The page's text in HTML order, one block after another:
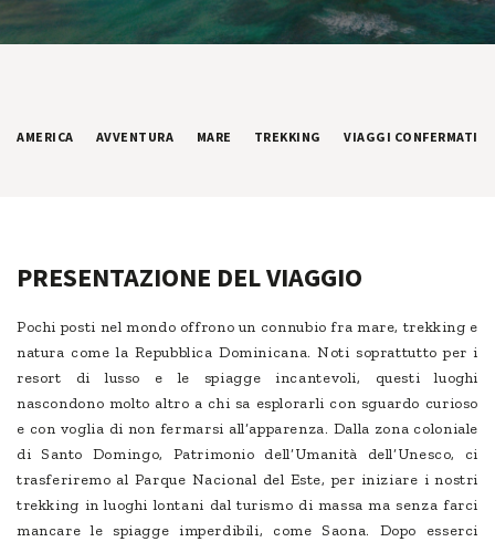
AMERICA AVVENTURA MARE TREKKING VIAGGI CONFERMATI
PRESENTAZIONE DEL VIAGGIO
Pochi posti nel mondo offrono un connubio fra mare, trekking e
natura come la Repubblica Dominicana. Noti soprattutto per i
resort di lusso e le spiagge incantevoli, questi luoghi
nascondono molto altro a chi sa esplorarli con sguardo curioso
e con voglia di non fermarsi all’apparenza. Dalla zona coloniale
di Santo Domingo, Patrimonio dell’Umanità dell’Unesco, ci
trasferiremo al Parque Nacional del Este, per iniziare i nostri
trekking in luoghi lontani dal turismo di massa ma senza farci
mancare le spiagge imperdibili, come Saona. Dopo esserci